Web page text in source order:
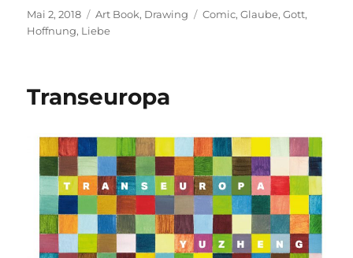
Veröffentlicht
am
Mai 2, 2018 Kategorien
Art Book, Drawing Schlagwörter
Comic,Glaube,Gott,
Hoffnung, Liebe
Transeuropa